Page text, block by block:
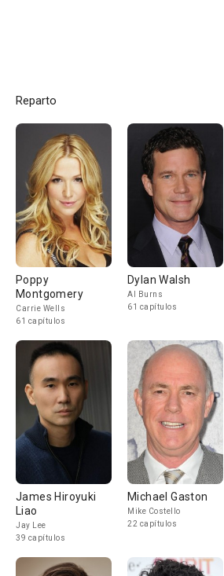
Reparto
Poppy
Montgomery
Carrie Wells
61 capítulos
Dylan Walsh
Al Burns
61 capítulos
James Hiroyuki
Liao
Jay Lee
39 capítulos
Michael Gaston
Mike Costello
22 capítulos